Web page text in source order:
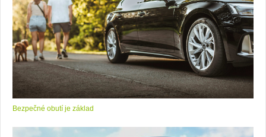
Bezpečné obutí je základ